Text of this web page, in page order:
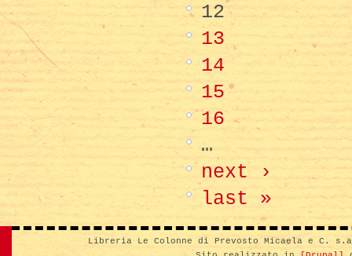
12
13
14
15
16
…
next ›
last »
Libreria Le Colonne di Prevosto Micaela e C.